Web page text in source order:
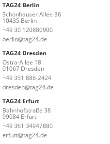
TAG24 Berlin
Schönhauser Allee 36
10435 Berlin
+49 30 120880900
berlin@tag24.de
TAG24 Dresden
Ostra-Allee 18
01067 Dresden
+49 351 888-2424
dresden@tag24.de
TAG24 Erfurt
Bahnhofstraße 38
99084 Erfurt
+49 361 34947880
erfurt@tag24.de